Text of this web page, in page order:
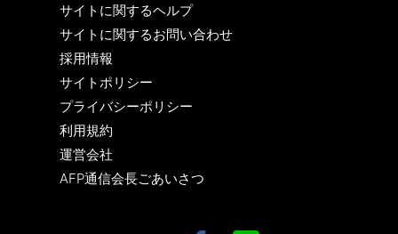
サイトに関するヘルプ
サイトに関するお問い合わせ
採用情報
サイトポリシー
プライバシーポリシー
利用規約
運営会社
AFP通信会長ごあいさつ